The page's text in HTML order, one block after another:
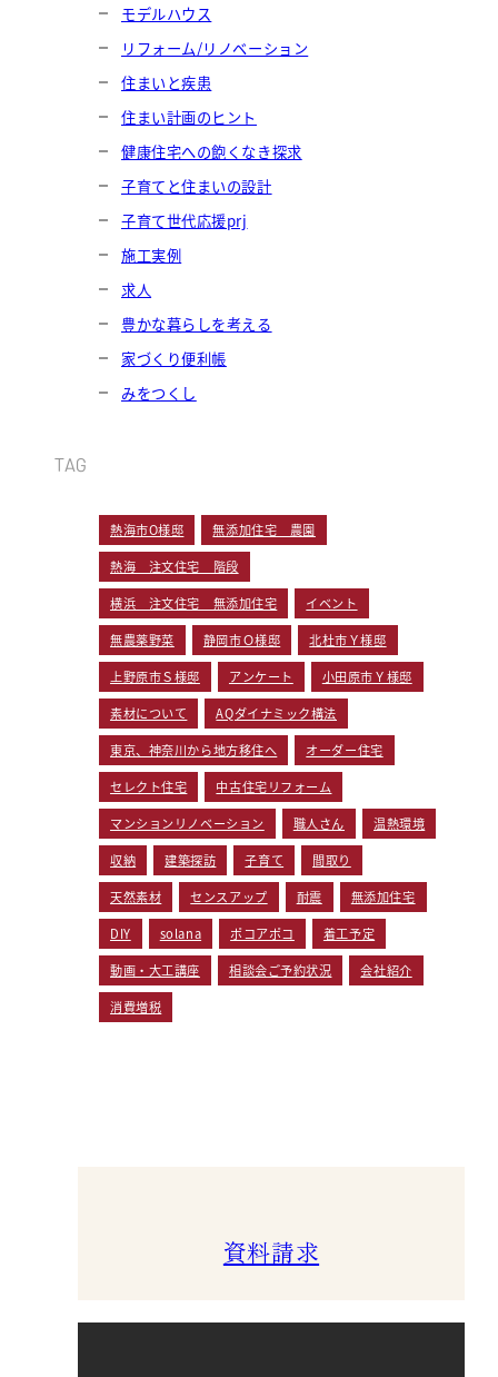
モデルハウス
リフォーム/リノベーション
住まいと疾患
住まい計画のヒント
健康住宅への飽くなき探求
子育てと住まいの設計
子育て世代応援prj
施工実例
求人
豊かな暮らしを考える
家づくり便利帳
みをつくし
TAG
熱海市O様邸 無添加住宅 農園
熱海 注文住宅 階段
横浜 注文住宅 無添加住宅 イベント
無農薬野菜 静岡市Ｏ様邸 北杜市Ｙ様邸
上野原市Ｓ様邸 アンケート 小田原市Ｙ様邸
素材について AQダイナミック構法
東京、神奈川から地方移住へ オーダー住宅
セレクト住宅 中古住宅リフォーム
マンションリノベーション 職人さん 温熱環境
収納 建築探訪 子育て 間取り
天然素材 センスアップ 耐震 無添加住宅
DIY solana ポコアポコ 着工予定
動画・大工講座 相談会ご予約状況 会社紹介
消費増税
資料請求